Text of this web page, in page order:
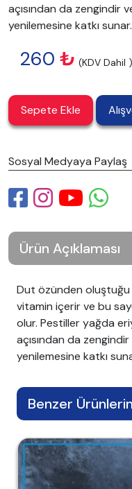
açısından da zengindir
yenilemesine katkı sunar.
260 ₺ (KDV Dahil )
Sepete Ekle
Sosyal Medyaya Paylaş
Ürün Açıklaması
Dut özünden oluştuğu
vitamin içerir ve bu
olur. Pestiller yağda
açısından da
yenilemesine katkı
Benzer